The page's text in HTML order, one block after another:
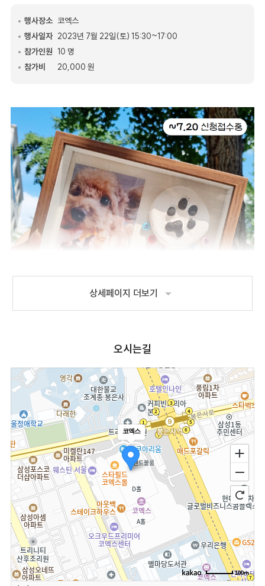
행사장소 코엑스
행사일자 2023년 7월 22일(토) 15:30~17:00
참가인원 10 명
참가비
20,000 원
상세페이지 더보기 arrow_drop_down
오시는길
코엑스
100m